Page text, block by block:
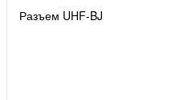
Разъем UHF-BJ